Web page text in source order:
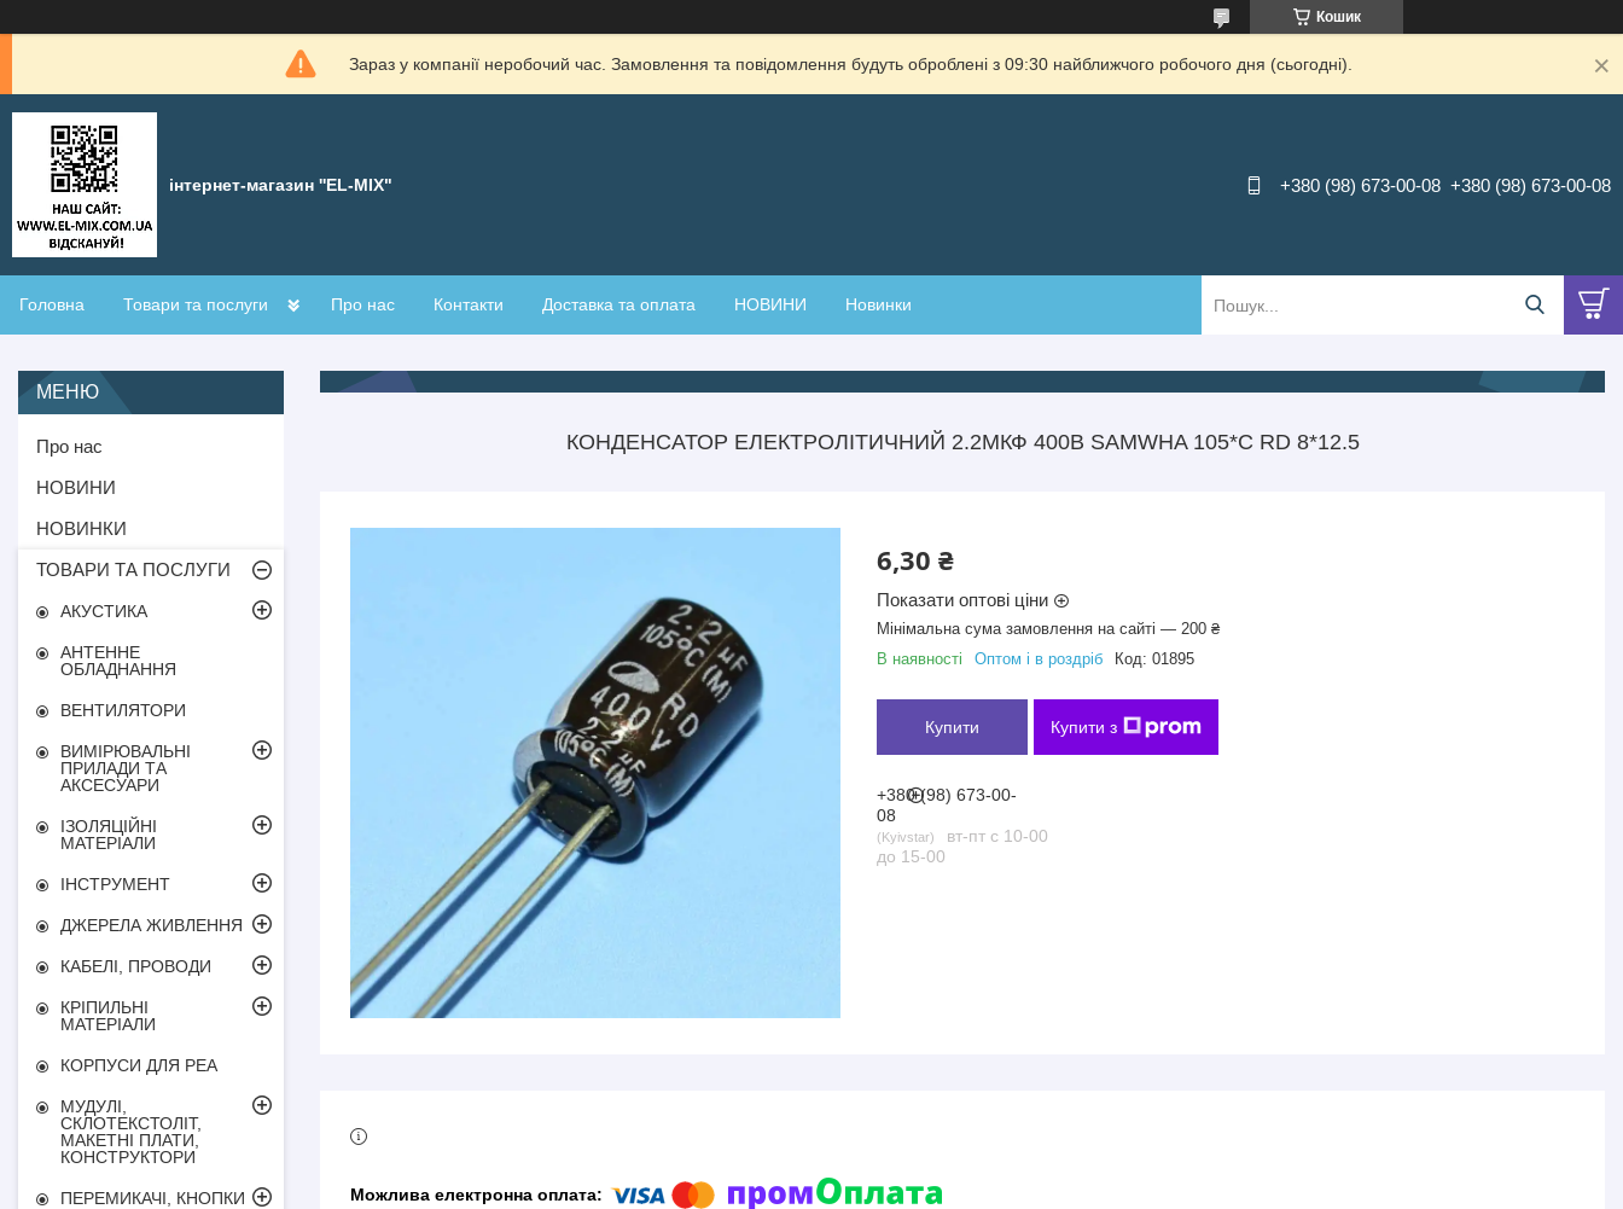
Кошик
Зараз у компанії неробочий час. Замовлення та повідомлення будуть оброблені з 09:30 найближчого робочого дня (сьогодні).
інтернет-магазин ''EL-MIX" +380 (98) 673-00-08 +380 (98) 673-00-08
Головна Товари та послуги Про нас Контакти Доставка та оплата НОВИНИ Новинки
КОНДЕНСАТОР ЕЛЕКТРОЛІТИЧНИЙ 2.2МКФ 400В SAMWHA 105*С RD 8*12.5
6,30 ₴
Показати оптові ціни
Мінімальна сума замовлення на сайті — 200 ₴
В наявності
Оптом і в роздріб Код: 01895
Купити Купити з
+380 (98) 673-00-
08
Kyivstar
вт-пт с 10-00
до 15-00
Про нас
НОВИНИ
НОВИНКИ
ТОВАРИ ТА ПОСЛУГИ
АКУСТИКА
АНТЕННЕ
ОБЛАДНАННЯ
ВЕНТИЛЯТОРИ
ВИМІРЮВАЛЬНІ
ПРИЛАДИ ТА
АКСЕСУАРИ
ІЗОЛЯЦІЙНІ
МАТЕРІАЛИ
ІНСТРУМЕНТ
ДЖЕРЕЛА ЖИВЛЕННЯ
КАБЕЛІ, ПРОВОДИ
КРІПИЛЬНІ
МАТЕРІАЛИ
КОРПУСИ ДЛЯ РЕА
МУДУЛІ,
СКЛОТЕКСТОЛІТ,
МАКЕТНІ ПЛАТИ,
КОНСТРУКТОРИ
ПЕРЕМИКАЧІ, КНОПКИ